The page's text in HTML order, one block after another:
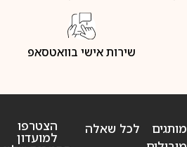
שירות אישי בוואטסאפ
מותגים
לכל שאלה הצטרפו
למועדון